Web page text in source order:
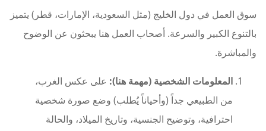
سوق العمل في دول الخليج (مثل السعودية، الإمارات، قطر) يتميز
بالتنوع الكبير والسرعة. أصحاب العمل هنا يبحثون عن الوضوح
والمباشرة.
المعلومات الشخصية (مهمة هنا): على عكس الغرب،
من الطبيعي جداً (وأحياناً يُطلب) وضع صورة شخصية
احترافية، وتوضيح الجنسية، وتاريخ الميلاد، والحالة